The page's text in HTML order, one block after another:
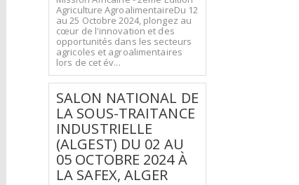
Agriculture AgroalimentaireDu 12
au 25 Octobre 2024, plongez au
cœur de l'innovation et des
opportunités dans les secteurs
agricoles et agroalimentaires
lors de cet év...
SALON NATIONAL DE
LA SOUS-TRAITANCE
INDUSTRIELLE
(ALGEST) DU 02 AU
05 OCTOBRE 2024 À
LA SAFEX, ALGER